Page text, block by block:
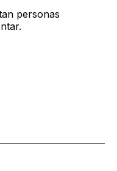
personas